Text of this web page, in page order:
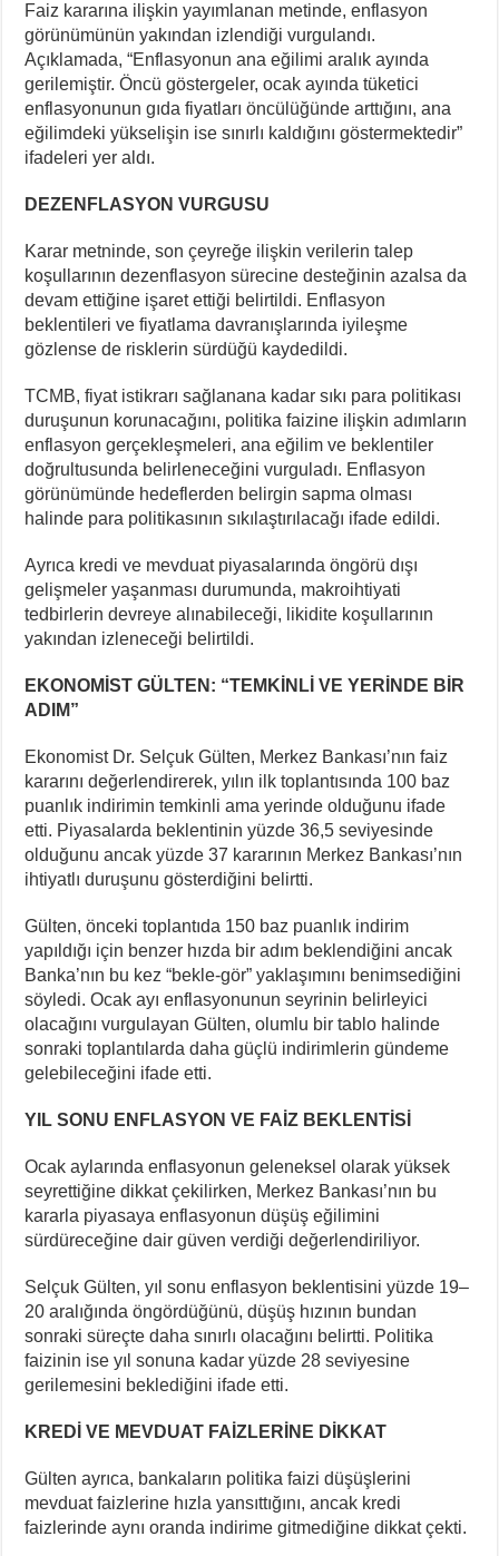
Faiz kararına ilişkin yayımlanan metinde, enflasyon
görünümünün yakından izlendiği vurgulandı.
Açıklamada, “Enflasyonun ana eğilimi aralık ayında
gerilemiştir. Öncü göstergeler, ocak ayında tüketici
enflasyonunun gıda fiyatları öncülüğünde arttığını, ana
eğilimdeki yükselişin ise sınırlı kaldığını göstermektedir”
ifadeleri yer aldı.
DEZENFLASYON VURGUSU
Karar metninde, son çeyreğe ilişkin verilerin talep
koşullarının dezenflasyon sürecine desteğinin azalsa da
devam ettiğine işaret ettiği belirtildi. Enflasyon
beklentileri ve fiyatlama davranışlarında iyileşme
gözlense de risklerin sürdüğü kaydedildi.
TCMB, fiyat istikrarı sağlanana kadar sıkı para politikası
duruşunun korunacağını, politika faizine ilişkin adımların
enflasyon gerçekleşmeleri, ana eğilim ve beklentiler
doğrultusunda belirleneceğini vurguladı. Enflasyon
görünümünde hedeflerden belirgin sapma olması
halinde para politikasının sıkılaştırılacağı ifade edildi.
Ayrıca kredi ve mevduat piyasalarında öngörü dışı
gelişmeler yaşanması durumunda, makroihtiyati
tedbirlerin devreye alınabileceği, likidite koşullarının
yakından izleneceği belirtildi.
EKONOMİST GÜLTEN: “TEMKİNLİ VE YERİNDE BİR
ADIM”
Ekonomist Dr. Selçuk Gülten, Merkez Bankası’nın faiz
kararını değerlendirerek, yılın ilk toplantısında 100 baz
puanlık indirimin temkinli ama yerinde olduğunu ifade
etti. Piyasalarda beklentinin yüzde 36,5 seviyesinde
olduğunu ancak yüzde 37 kararının Merkez Bankası’nın
ihtiyatlı duruşunu gösterdiğini belirtti.
Gülten, önceki toplantıda 150 baz puanlık indirim
yapıldığı için benzer hızda bir adım beklendiğini ancak
Banka’nın bu kez “bekle-gör” yaklaşımını benimsediğini
söyledi. Ocak ayı enflasyonunun seyrinin belirleyici
olacağını vurgulayan Gülten, olumlu bir tablo halinde
sonraki toplantılarda daha güçlü indirimlerin gündeme
gelebileceğini ifade etti.
YIL SONU ENFLASYON VE FAİZ BEKLENTİSİ
Ocak aylarında enflasyonun geleneksel olarak yüksek
seyrettiğine dikkat çekilirken, Merkez Bankası’nın bu
kararla piyasaya enflasyonun düşüş eğilimini
sürdüreceğine dair güven verdiği değerlendiriliyor.
Selçuk Gülten, yıl sonu enflasyon beklentisini yüzde 19–
20 aralığında öngördüğünü, düşüş hızının bundan
sonraki süreçte daha sınırlı olacağını belirtti. Politika
faizinin ise yıl sonuna kadar yüzde 28 seviyesine
gerilemesini beklediğini ifade etti.
KREDİ VE MEVDUAT FAİZLERİNE DİKKAT
Gülten ayrıca, bankaların politika faizi düşüşlerini
mevduat faizlerine hızla yansıttığını, ancak kredi
faizlerinde aynı oranda indirime gitmediğine dikkat çekti.